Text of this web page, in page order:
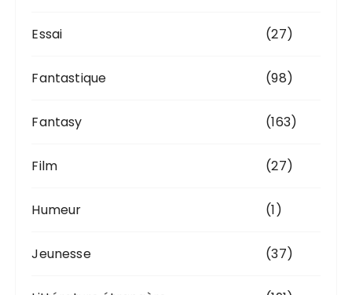
Essai (27)
Fantastique (98)
Fantasy (163)
Film (27)
Humeur (1)
Jeunesse (37)